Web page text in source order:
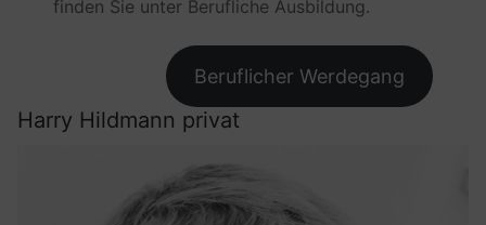
finden Sie unter Berufliche Ausbildung.
Beruflicher Werdegang
Harry Hildmann privat